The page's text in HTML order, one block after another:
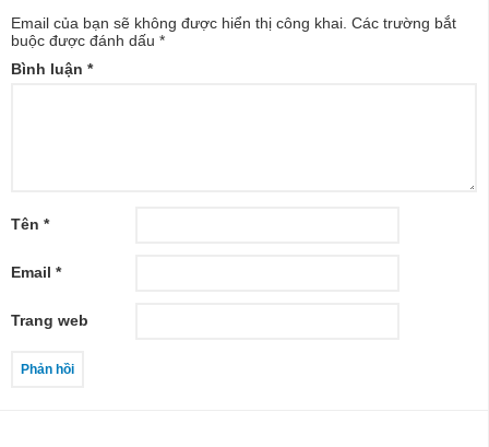
Email của bạn sẽ không được hiển thị công khai. Các trường bắt
buộc được đánh dấu *
Bình luận *
Tên *
Email *
Trang web